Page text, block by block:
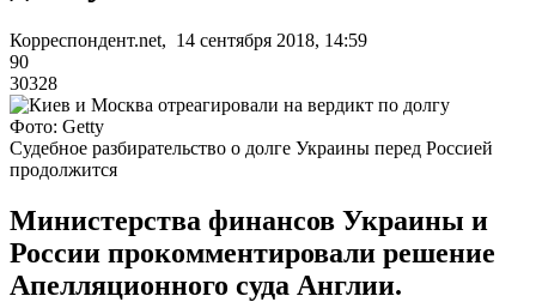
Корреспондент.net, 14 сентября 2018, 14:59
90
30328
Фото: Getty
Судебное разбирательство о долге Украины перед Россией
продолжится
Министерства финансов Украины и
России прокомментировали решение
Апелляционного суда Англии.